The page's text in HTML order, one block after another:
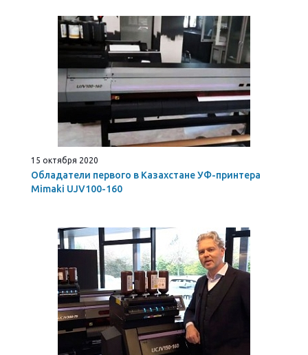
15 октября 2020
Обладатели первого в Казахстане УФ-принтера
Mimaki UJV100-160